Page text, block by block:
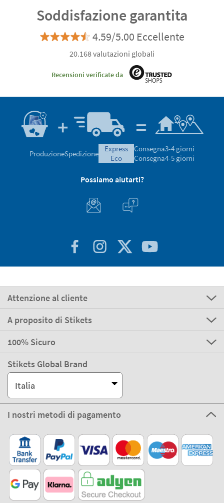
Soddisfazione garantita
4.59/5.00 Eccellente
20.168 valutazioni globali
Recensioni verificate da
ProduzioneSpedizione
express
eco
Consegna3-4 giorni
Consegna4-5 giorni
Possiamo aiutarti?
Attenzione al cliente
A proposito di Stikets
100% Sicuro
Stikets Global Brand
Italia
I nostri metodi di pagamento